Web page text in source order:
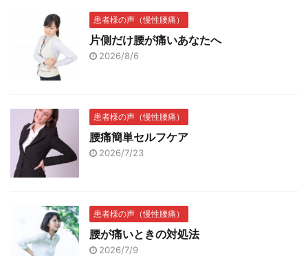
患者様の声（慢性腰痛）
片側だけ腰が痛いあなたへ
2026/8/6
患者様の声（慢性腰痛）
腰痛簡単セルフケア
2026/7/23
患者様の声（慢性腰痛）
腰が痛いときの対処法
2026/7/9